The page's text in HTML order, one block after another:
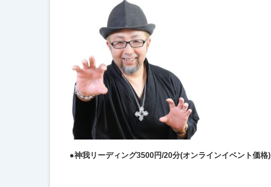
●神我リーディング3500円/20分(オンラインイベント価格)